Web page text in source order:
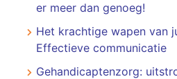
er meer dan genoeg!
Het krachtige wapen van
Effectieve communicatie
Gehandicaptenzorg: